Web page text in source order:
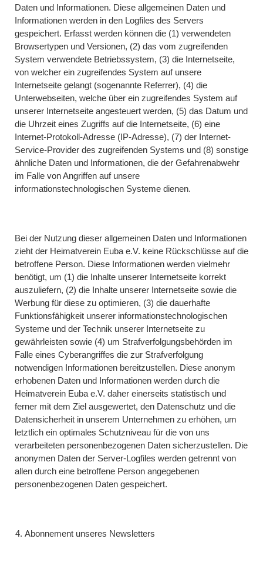
Daten und Informationen. Diese allgemeinen Daten und
Informationen werden in den Logfiles des Servers
gespeichert. Erfasst werden können die (1) verwendeten
Browsertypen und Versionen, (2) das vom zugreifenden
System verwendete Betriebssystem, (3) die Internetseite,
von welcher ein zugreifendes System auf unsere
Internetseite gelangt (sogenannte Referrer), (4) die
Unterwebseiten, welche über ein zugreifendes System auf
unserer Internetseite angesteuert werden, (5) das Datum und
die Uhrzeit eines Zugriffs auf die Internetseite, (6) eine
Internet-Protokoll-Adresse (IP-Adresse), (7) der Internet-
Service-Provider des zugreifenden Systems und (8) sonstige
ähnliche Daten und Informationen, die der Gefahrenabwehr
im Falle von Angriffen auf unsere
informationstechnologischen Systeme dienen.
Bei der Nutzung dieser allgemeinen Daten und Informationen
zieht der Heimatverein Euba e.V. keine Rückschlüsse auf die
betroffene Person. Diese Informationen werden vielmehr
benötigt, um (1) die Inhalte unserer Internetseite korrekt
auszuliefern, (2) die Inhalte unserer Internetseite sowie die
Werbung für diese zu optimieren, (3) die dauerhafte
Funktionsfähigkeit unserer informationstechnologischen
Systeme und der Technik unserer Internetseite zu
gewährleisten sowie (4) um Strafverfolgungsbehörden im
Falle eines Cyberangriffes die zur Strafverfolgung
notwendigen Informationen bereitzustellen. Diese anonym
erhobenen Daten und Informationen werden durch die
Heimatverein Euba e.V. daher einerseits statistisch und
ferner mit dem Ziel ausgewertet, den Datenschutz und die
Datensicherheit in unserem Unternehmen zu erhöhen, um
letztlich ein optimales Schutzniveau für die von uns
verarbeiteten personenbezogenen Daten sicherzustellen. Die
anonymen Daten der Server-Logfiles werden getrennt von
allen durch eine betroffene Person angegebenen
personenbezogenen Daten gespeichert.
Abonnement unseres Newsletters